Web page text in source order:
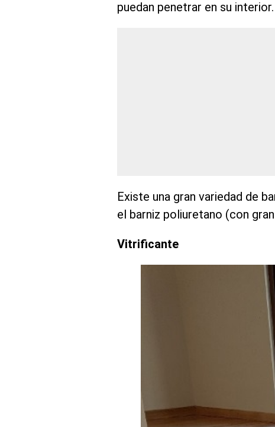
puedan penetrar en su interior.
Existe una gran variedad de
el barniz poliuretano (con
Vitrificante